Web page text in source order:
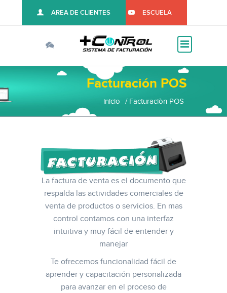
ESCUELA
AREA DE CLIENTES
Facturación POS
inicio Facturaciòn POS
La factura de venta es el documento que
respalda las actividades comerciales de
venta de productos o servicios. En mas
control contamos con una interfaz
intuitiva y muy fácil de entender y
manejar
Te ofrecemos funcionalidad fácil de
aprender y capacitación personalizada
para avanzar en el proceso de